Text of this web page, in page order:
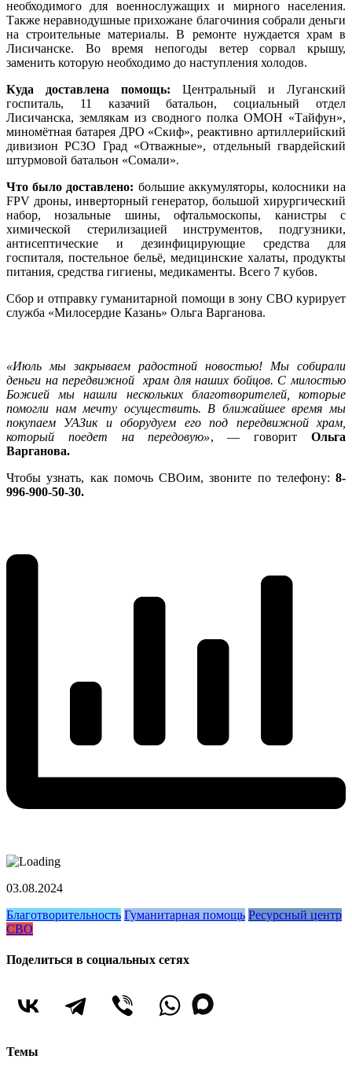
необходимого для военнослужащих и мирного населения.
Также неравнодушные прихожане благочиния собрали деньги
на строительные материалы. В ремонте нуждается храм в
Лисичанске. Во время непогоды ветер сорвал крышу,
заменить которую необходимо до наступления холодов.
Куда доставлена помощь: Центральный и Луганский
госпиталь, 11 казачий батальон, социальный отдел
Лисичанска, землякам из сводного полка ОМОН «Тайфун»,
миномётная батарея ДРО «Скиф», реактивно артиллерийский
дивизион РСЗО Град «Отважные», отдельный гвардейский
штурмовой батальон «Сомали».
Что было доставлено: большие аккумуляторы, колосники на
FPV дроны, инверторный генератор, большой хирургический
набор, нозальные шины, офтальмоскопы, канистры с
химической стерилизацией инструментов, подгузники,
антисептические и дезинфицирующие средства для
госпиталя, постельное бельё, медицинские халаты, продукты
питания, средства гигиены, медикаменты. Всего 7 кубов.
Сбор и отправку гуманитарной помощи в зону СВО курирует
служба «Милосердие Казань» Ольга Варганова.
«Июль мы закрываем радостной новостью! Мы собирали
деньги на передвижной храм для наших бойцов. С милостью
Божией мы нашли нескольких благотворителей, которые
помогли нам мечту осуществить. В ближайшее время мы
покупаем УАЗик и оборудуем его под передвижной храм,
который поедет на передовую», — говорит Ольга
Варганова.
Чтобы узнать, как помочь СВОим, звоните по телефону: 8-
996-900-50-30.
03.08.2024
Благотворительность Гуманитарная помощь Ресурсный центр
СВО
Поделиться в социальных сетях
Темы